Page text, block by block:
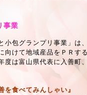
事業
小包グランプリ事業」
向けて地域産品をＰＲす
度は富山県代表に入善町
を食べてみんしゃい』